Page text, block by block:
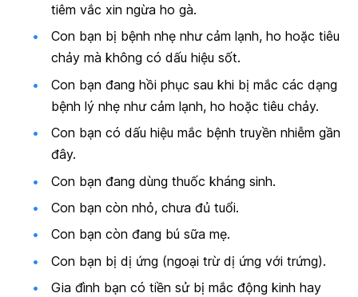
tiêm vắc xin ngừa ho gà.
Con bạn bị bệnh nhẹ như cảm lạnh, ho hoặc tiêu
chảy mà không có dấu hiệu sốt.
Con bạn đang hồi phục sau khi bị mắc các dạng
bệnh lý nhẹ như cảm lạnh, ho hoặc tiêu chảy.
Con bạn có dấu hiệu mắc bệnh truyền nhiễm gần
đây.
Con bạn đang dùng thuốc kháng sinh.
Con bạn còn nhỏ, chưa đủ tuổi.
Con bạn còn đang bú sữa mẹ.
Con bạn bị dị ứng (ngoại trừ dị ứng với trứng).
Gia đình bạn có tiền sử bị mắc động kinh hay